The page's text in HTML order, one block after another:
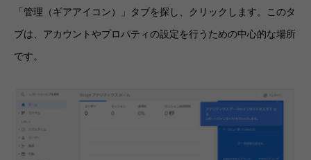
「管理（ギアアイコン）」タブを探し、クリックします。このタ
ブは、アカウントやプロパティの設定を行うための中心的な場所
です。